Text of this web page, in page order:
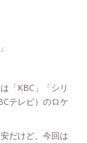
「KBC」「シリ
テレビ）のロケ
だけど、今回は